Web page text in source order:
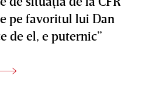
pe favoritul lui Dan
de el, e puternic”